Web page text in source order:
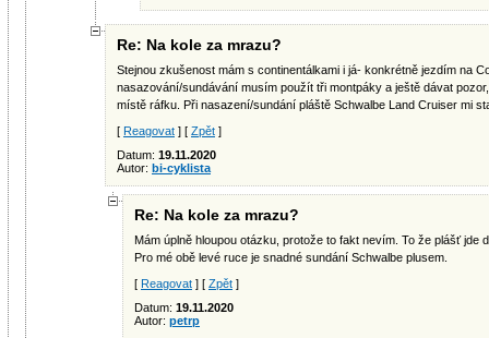
Re: Na kole za mrazu?
Stejnou zkušenost mám s continentálkami i já- konkrétně jezdím na
nasazování/sundávání musím použít tři montpáky a ještě dávat
místě ráfku. Při nasazení/sundání pláště Schwalbe Land Cruiser mi
[ Reagovat ] [ Zpět ]
Datum: 19.11.2020
Autor: bi-cyklista
Re: Na kole za mrazu?
Mám úplně hloupou otázku, protože to fakt nevím. To že plášť jde
Pro mé obě levé ruce je snadné sundání Schwalbe plusem.
[ Reagovat ] [ Zpět ]
Datum: 19.11.2020
Autor: petrp